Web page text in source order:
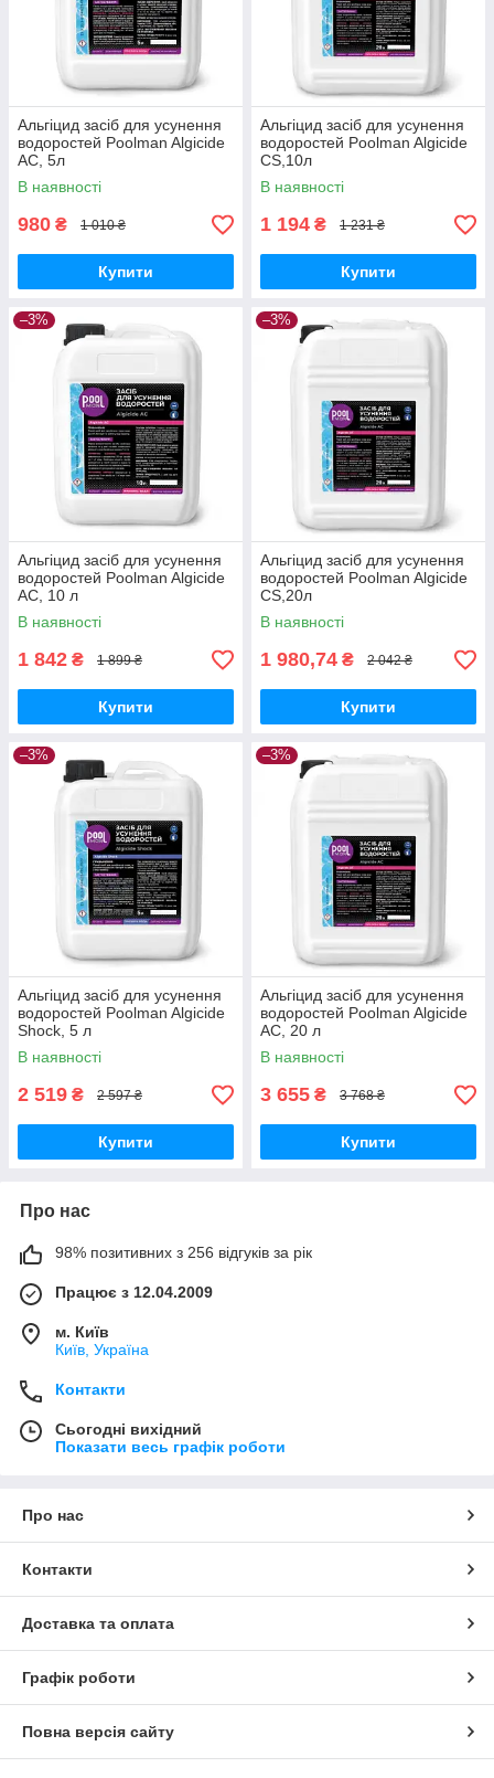
Альгіцид засіб для усунення
водоростей Poolman Algicide
AC, 5л
В наявності
980 ₴ 1 010 ₴
Купити
Альгіцид засіб для усунення
водоростей Poolman Algicide
CS,10л
В наявності
1 194 ₴ 1 231 ₴
Купити
–3%
Альгіцид засіб для усунення
водоростей Poolman Algicide
AC, 10 л
В наявності
1 842 ₴ 1 899 ₴
Купити
–3%
Альгіцид засіб для усунення
водоростей Poolman Algicide
CS,20л
В наявності
1 980,74 ₴ 2 042 ₴
Купити
–3%
Альгіцид засіб для усунення
водоростей Poolman Algicide
Shock, 5 л
В наявності
2 519 ₴ 2 597 ₴
Купити
–3%
Альгіцид засіб для усунення
водоростей Poolman Algicide
AC, 20 л
В наявності
3 655 ₴ 3 768 ₴
Купити
Про нас
98% позитивних з 256 відгуків за рік
Працює з 12.04.2009
м. Київ
Київ, Україна
Контакти
Сьогодні вихідний
Показати весь графік роботи
Про нас
Контакти
Доставка та оплата
Графік роботи
Повна версія сайту